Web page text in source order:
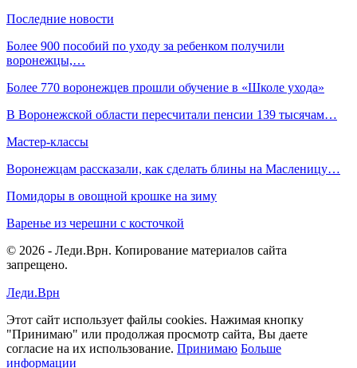
Последние новости
Более 900 пособий по уходу за ребенком получили
воронежцы,…
Более 770 воронежцев прошли обучение в «Школе ухода»
В Воронежской области пересчитали пенсии 139 тысячам…
Мастер-классы
Воронежцам рассказали, как сделать блины на Масленицу…
Помидоры в овощной крошке на зиму
Варенье из черешни с косточкой
© 2026 - Леди.Врн. Копирование материалов сайта
запрещено.
Леди.Врн
Этот сайт использует файлы cookies. Нажимая кнопку
"Принимаю" или продолжая просмотр сайта, Вы даете
согласие на их использование. Принимаю Больше
информации